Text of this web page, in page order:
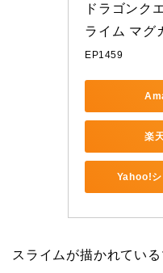
ドラゴンク
ライム マグ
EP1459
楽
Yahoo!シ
スライムが描かれている